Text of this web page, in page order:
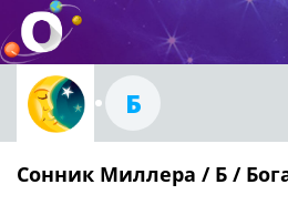
Б
Сонник Миллера / Б /